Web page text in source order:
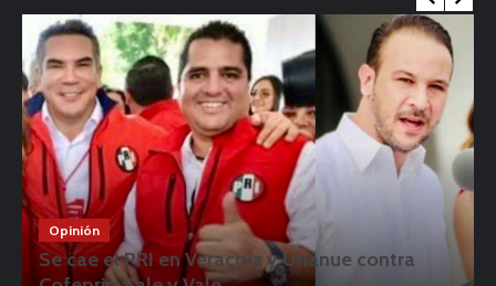
Opinión
Se cae el PRI en Veracruz y Unánue contra